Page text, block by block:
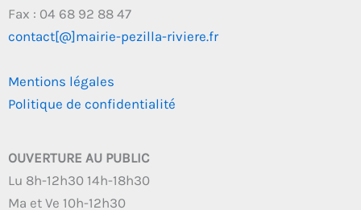
Fax : 04 68 92 88 47
contact[@]mairie-pezilla-riviere.fr
Mentions légales
Politique de confidentialité
OUVERTURE AU PUBLIC
Lu 8h-12h30 14h-18h30
Ma et Ve 10h-12h30